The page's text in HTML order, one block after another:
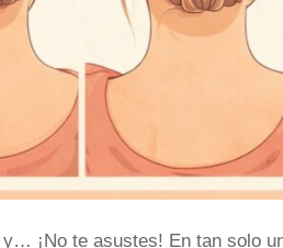
¡No te asustes! En tan solo